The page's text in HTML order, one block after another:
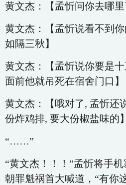
黄文杰：【孟忻问你去哪里
黄文杰：【孟忻说看不到
如隔三秋】
黄文杰：【孟忻说你要是
面前他就吊死在宿舍门口】
黄文杰：【哦对了, 孟忻还
份炸鸡排, 要大份椒盐味的】
“……”
“黄文杰！！！”孟忻将手
朝罪魁祸首大喊道，“有你